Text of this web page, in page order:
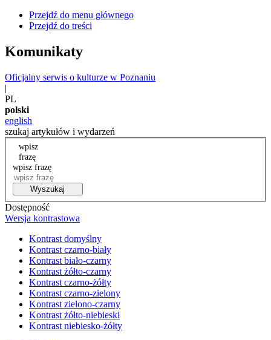
Przejdź do menu głównego
Przejdź do treści
Komunikaty
Oficjalny serwis o kulturze w Poznaniu
|
PL
polski
english
szukaj artykułów i wydarzeń
wpisz
frazę
wpisz frazę
Wyszukaj
Dostępność
Wersja kontrastowa
Kontrast domyślny
Kontrast czarno-biały
Kontrast biało-czarny
Kontrast żółto-czarny
Kontrast czarno-żółty
Kontrast czarno-zielony
Kontrast zielono-czarny
Kontrast żółto-niebieski
Kontrast niebiesko-żółty